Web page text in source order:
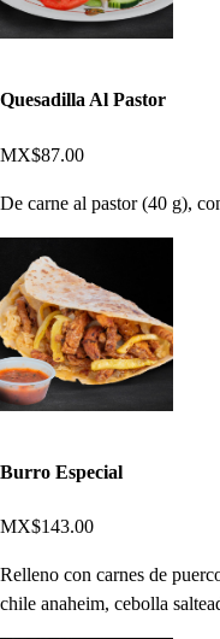
Quesadilla Al Pastor
MX$87.00
De carne al pastor (40 g),
Burro Especial
MX$143.00
Relleno con carnes de
chile anaheim, cebolla